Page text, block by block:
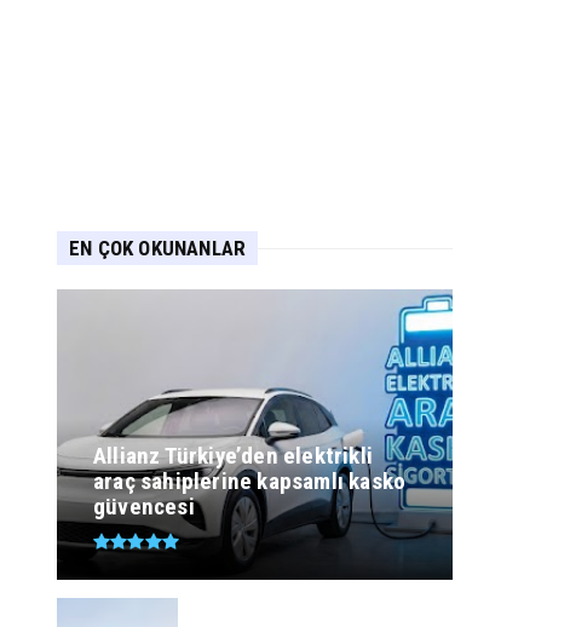
EN ÇOK OKUNANLAR
Allianz Türkiye’den elektrikli
araç sahiplerine kapsamlı kasko
güvencesi